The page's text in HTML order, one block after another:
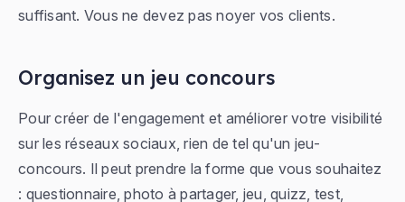
suffisant. Vous ne devez pas noyer vos clients.
Organisez un jeu concours
Pour créer de l'engagement et améliorer votre visibilité
sur les réseaux sociaux, rien de tel qu'un jeu-
concours. Il peut prendre la forme que vous souhaitez
: questionnaire, photo à partager, jeu, quizz, test,